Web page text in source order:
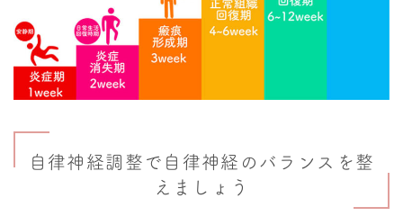
自律神経調整で自律神経のバランスを整
えましょう